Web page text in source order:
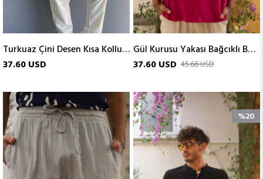
Turkuaz Çini Desen Kısa Kollu Gömlek
37.60 USD
Gül Kurusu Yakası Bağcıklı Bohem Erkek Gömlek
37.60 USD 45.66 USD
%20